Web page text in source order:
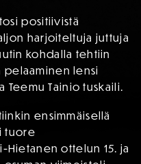
positiivistä
harjoiteltuja juttuja
kohdalla tehtiin
pelaaminen lensi
Tainio tuskaili.
ensimmäisellä
tuore
Hietanen ottelun 15. ja